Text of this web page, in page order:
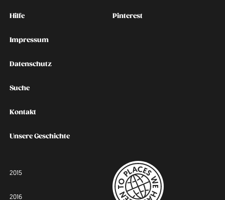
Kontakt
Hilfe
Impressum
Datenschutz
Suche
Kontakt
Unsere Geschichte
Social
Pinterest
2015
2016